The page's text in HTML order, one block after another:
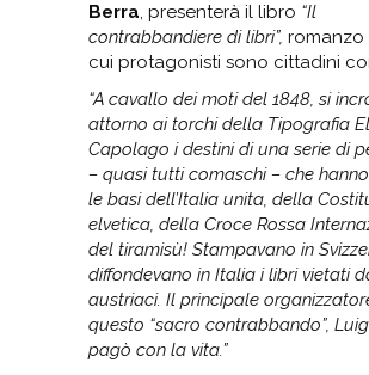
Berra, presenterà il libro “Il
contrabbandiere di libri”, romanzo
cui protagonisti sono cittadini
“A cavallo dei moti del 1848, si
attorno ai torchi della Tipografia
Capolago idestini di una serie di
– quasi tutti comaschi – che
le basi dell’Italia unita, della
elvetica, della Croce Rossa
del tiramisù! Stampavano in
diffondevano in Italia i libri vietati
austriaci. Il principale
questo “sacro contrabbando”,
pagò con la vita.”